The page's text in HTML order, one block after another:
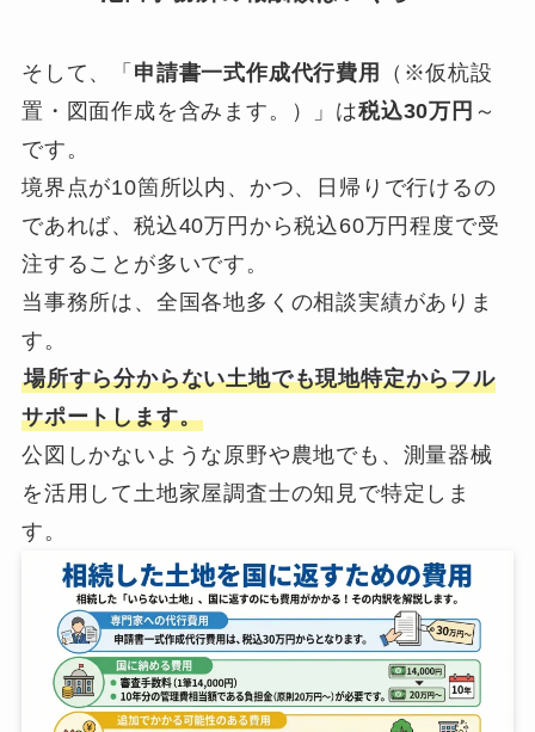
そして、「 申請書一式作成代行費用
（※仮杭設
置・図面作成を含みます。）」は税込30万円 ～
です。
境界点が10箇所以内、かつ、日帰りで行けるの
であれば、税込40万円から税込60万円程度で受
注することが多いです。
当事務所は、全国各地多くの相談実績がありま
す。
場所すら分からない土地でも現地特定からフル
サポートします。
公図しかないような原野や農地でも、測量器械
を活用して土地家屋調査士の知見で特定しま
す。